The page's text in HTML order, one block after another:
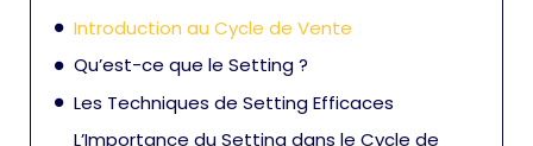
Introduction au Cycle de Vente
Qu’est-ce que le Setting ?
Les Techniques de Setting Efficaces
L’Importance du Setting dans le Cycle de